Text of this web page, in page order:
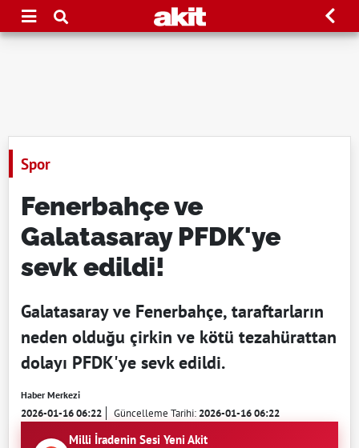
Spor
Fenerbahçe ve
Galatasaray PFDK'ye
sevk edildi!
Galatasaray ve Fenerbahçe, taraftarların
neden olduğu çirkin ve kötü tezahürattan
dolayı PFDK'ye sevk edildi.
Haber Merkezi
2026-01-16 06:22 Güncelleme Tarihi:2026-01-16 06:22
Milli İradenin Sesi Yeni Akit